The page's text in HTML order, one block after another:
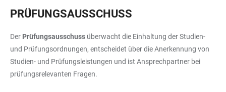
PRÜFUNGSAUSSCHUSS
Der Prüfungsausschuss überwacht die Einhaltung der Studien-
und Prüfungsordnungen, entscheidet über die Anerkennung von
Studien- und Prüfungsleistungen und ist Ansprechpartner bei
prüfungsrelevanten Fragen.